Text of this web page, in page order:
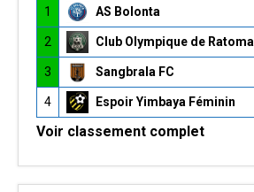
1 AS Bolonta
2 Club Olympique de Ratoma
3 Sangbrala FC
4 Espoir Yimbaya Féminin
Voir classement complet